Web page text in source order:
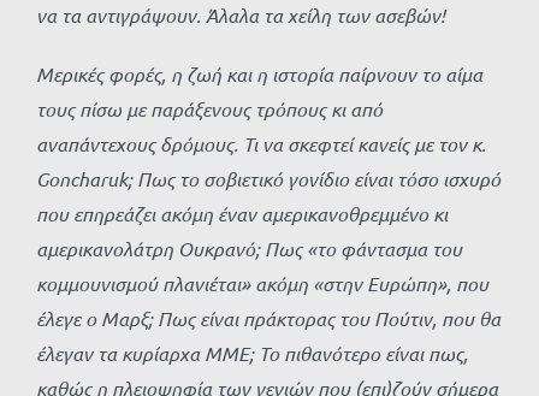
να τα αντιγράψουν. Άλαλα τα χείλη των ασεβών!
Μερικές φορές, η ζωή και η ιστορία παίρνουν το αίμα
τους πίσω με παράξενους τρόπους κι από
αναπάντεχους δρόμους. Τι να σκεφτεί κανείς με τον κ.
Goncharuk; Πως το σοβιετικό γονίδιο είναι τόσο ισχυρό
που επηρεάζει ακόμη έναν αμερικανοθρεμμένο κι
αμερικανολάτρη Ουκρανό; Πως «το φάντασμα του
κομμουνισμού πλανιέται» ακόμη «στην Ευρώπη», που
έλεγε ο Μαρξ; Πως είναι πράκτορας του Πούτιν, που θα
έλεγαν τα κυρίαρχα ΜΜΕ; Το πιθανότερο είναι πως,
καθώς η πλειοψηφία των γενιών που (επι)ζούν σήμερα